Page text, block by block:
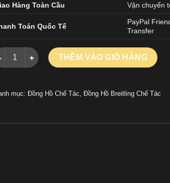
Hàng Toàn Cầu Vận chuyển
Toán Quốc Tế
PayPal
Transfer
Hồ Breitling Endurance Pro Replica Cao Cấp
THÊM VÀO GIỎ HÀNG
mục: Đồng Hồ Chế Tác Đồng Hồ Breitling Chế Tác